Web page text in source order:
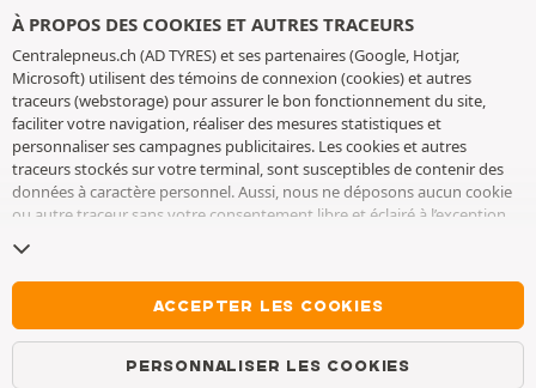
À PROPOS DES COOKIES ET AUTRES TRACEURS
Centralepneus.ch (AD TYRES) et ses partenaires (Google, Hotjar,
Microsoft) utilisent des témoins de connexion (cookies) et autres
traceurs (webstorage) pour assurer le bon fonctionnement du site,
faciliter votre navigation, réaliser des mesures statistiques et
personnaliser ses campagnes publicitaires. Les cookies et autres
traceurs stockés sur votre terminal, sont susceptibles de contenir des
données à caractère personnel. Aussi, nous ne déposons aucun cookie
ou autre traceur sans votre consentement libre et éclairé à l’exception
conservons votre choix pendant 6 mois. Vous pouvez retirer votre
consentement à tout moment en vous rendant sur lapage cookies et
. Vous pouvez choisir de continuer à naviguer sans
accepter le dépôt de cookies ou autres traceurs. Le refus ne fait pas
obstacle à l’accès aux services AD TYRES. Pour plus d’informations, nous
vous invitons à consulterla page cookies et autres traceurs
ACCEPTER LES COOKIES
PERSONNALISER LES COOKIES